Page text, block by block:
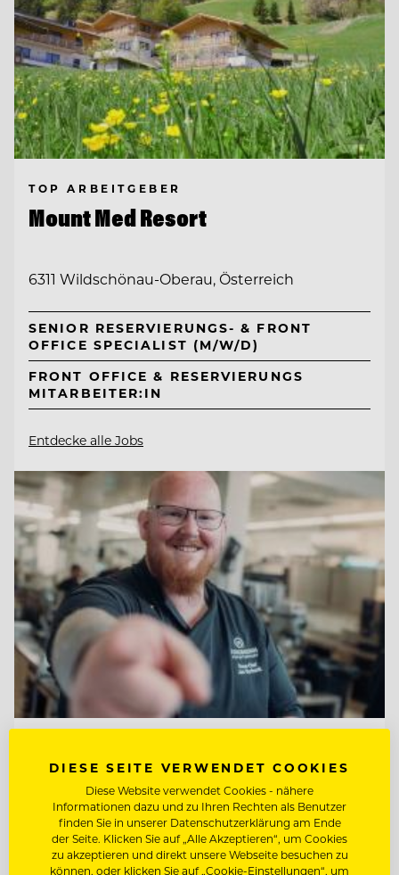
TOP ARBEITGEBER
Mount Med Resort
6311 Wildschönau-Oberau, Österreich
SENIOR RESERVIERUNGS- & FRONT
OFFICE SPECIALIST (M/W/D)
FRONT OFFICE & RESERVIERUNGS
MITARBEITER:IN
Entdecke alle Jobs
Jungbrunn - Der Gutzeitort
6675 Tannheim/Tirol, Österreich
DIESE SEITE VERWENDET COOKIES
Diese Website verwendet Cookies - nähere
Informationen dazu und zu Ihren Rechten als Benutzer
finden Sie in unserer Datenschutzerklärung am Ende
der Seite. Klicken Sie auf „Alle Akzeptieren“, um Cookies
zu akzeptieren und direkt unsere Webseite besuchen zu
können, oder klicken Sie auf „Cookie-Einstellungen“, um